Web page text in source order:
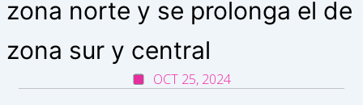
zona norte y se prolonga el de
zona sur y central
OCT 25, 2024